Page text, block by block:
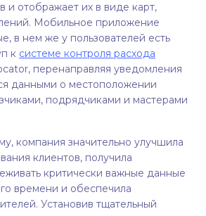
и отображает их в виде карт,
Мобильное приложение
в нем же у пользователей есть
к системе контроля расхода
перенаправляя уведомления
данными о местоположении
подрядчиками и мастерами
компания значительно улучшила
клиентов, получила
критически важные данные
времени и обеспечила
Установив тщательный